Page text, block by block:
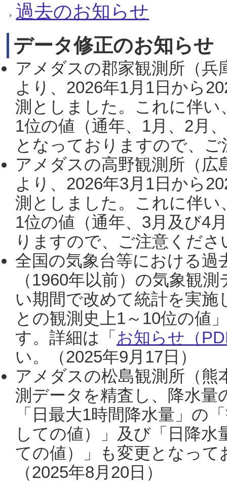
過去のお知らせ
データ修正のお知らせ
アメダスの郡家観測所（
より、2026年1月1日から
測としました。これに伴い
1位の値（通年、1月、2月
となっておりますので、
アメダスの高野観測所（
より、2026年3月1日から
測としました。これに伴い
1位の値（通年、3月及び4
りますので、ご注意くだ
全国の気象台等における過
（1960年以前）の気象観
い期間で改めて統計を実
との観測史上1～10位の値
す。詳細は「 お知らせ（
い。（2025年9月17日）
アメダスの松島観測所（熊
測データを精査し、降水
「日最大1時間降水量」の
しての値）」及び「日降
ての値）」も変更となっ
（2025年8月20日）